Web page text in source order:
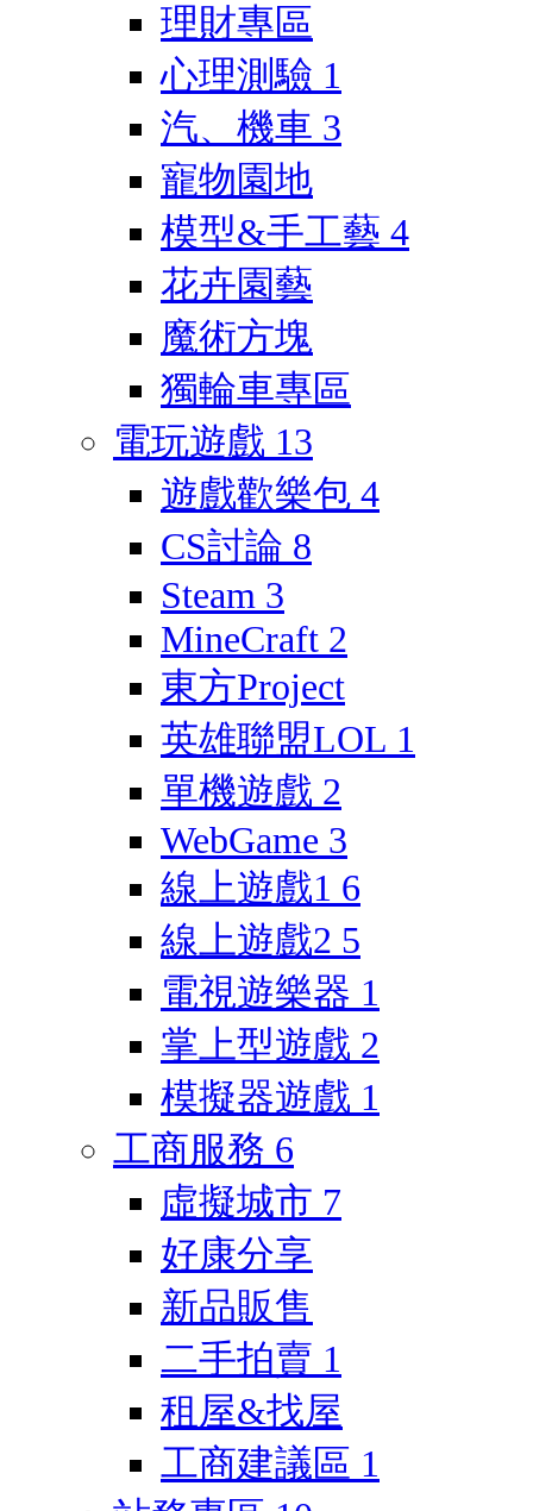
理財專區
心理測驗 1
汽、機車 3
寵物園地
模型&手工藝 4
花卉園藝
魔術方塊
獨輪車專區
電玩遊戲 13
遊戲歡樂包 4
CS討論 8
Steam 3
MineCraft 2
東方Project
英雄聯盟LOL 1
單機遊戲 2
WebGame 3
線上遊戲1 6
線上遊戲2 5
電視遊樂器 1
掌上型遊戲 2
模擬器遊戲 1
工商服務 6
虛擬城市 7
好康分享
新品販售
二手拍賣 1
租屋&找屋
工商建議區 1